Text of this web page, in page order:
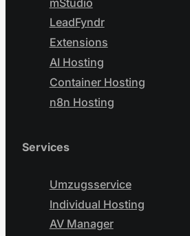
LeadFyndr
Extensions
AI Hosting
Container Hosting
n8n Hosting
Services
Umzugsservice
Individual Hosting
AV Manager